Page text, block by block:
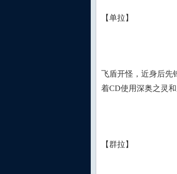
【单拉】
飞盾开怪，近身后先
着CD使用深奥之灵
【群拉】